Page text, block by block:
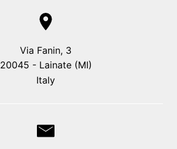
Via Fanin, 3
20045 - Lainate (MI)
Italy